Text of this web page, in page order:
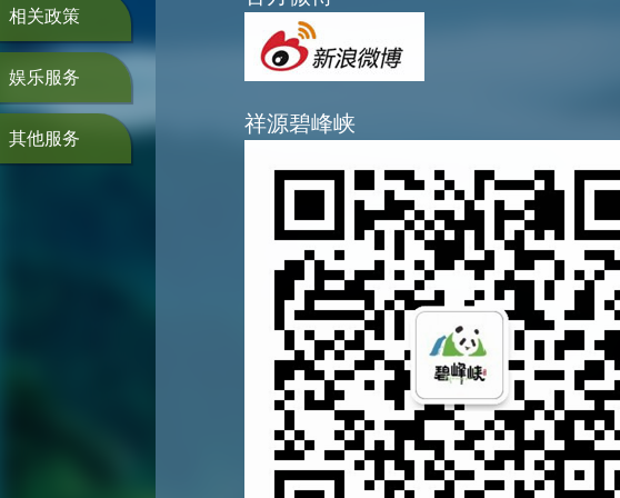
祥源碧峰峡
相关政策
娱乐服务
其他服务